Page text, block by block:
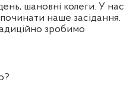
шановні колеги. У нас
наше засідання.
зробимо